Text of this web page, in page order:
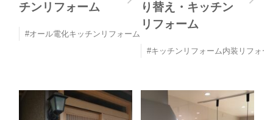
チンリフォーム
オール電化キッチンリフォーム
り替え・キッチン
リフォーム
キッチンリフォーム内装リフォー